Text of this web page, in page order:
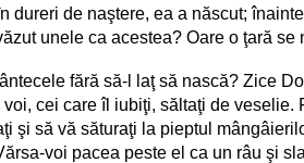
dureri de naştere, ea a născut;
unele ca acestea? Oare o ţară
fără să-l laţ să nască? Zice
voi, cei care îl iubiţi, săltaţi de
şi să vă săturaţi la pieptul
voi pacea peste el ca un râu şi